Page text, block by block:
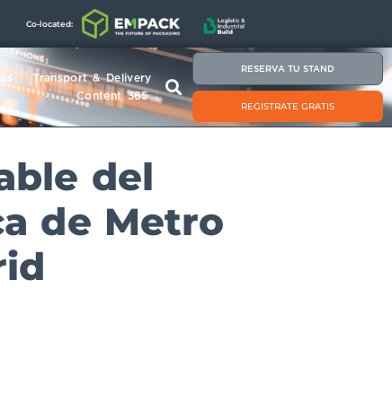
Co-located:
Transport & Delivery
Content 365
RESERVA TU STAND
REGISTRATE GRATIS
del
de Metro